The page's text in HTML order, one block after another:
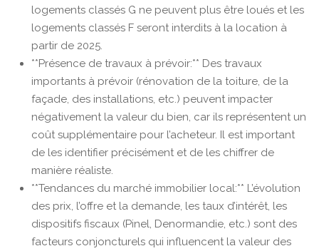
logements classés G ne peuvent plus être loués et les
logements classés F seront interdits à la location à
partir de 2025.
**Présence de travaux à prévoir:** Des travaux
importants à prévoir (rénovation de la toiture, de la
façade, des installations, etc.) peuvent impacter
négativement la valeur du bien, car ils représentent un
coût supplémentaire pour l’acheteur. Il est important
de les identifier précisément et de les chiffrer de
manière réaliste.
**Tendances du marché immobilier local:** L’évolution
des prix, l’offre et la demande, les taux d’intérêt, les
dispositifs fiscaux (Pinel, Denormandie, etc.) sont des
facteurs conjoncturels qui influencent la valeur des